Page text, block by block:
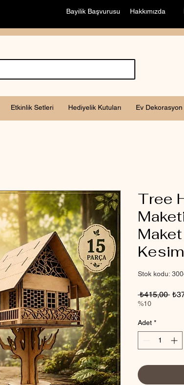
Hakkımızda
Bayilik Başvurusu
Etkinlik Setleri Hediyelik Kutuları Ev Dekorasyon
Tree
Stok kodu:
₺415,00
%10
Adet *